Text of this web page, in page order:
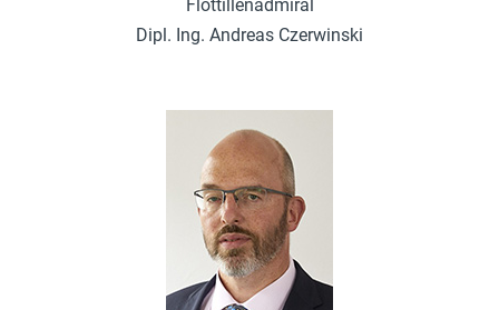
Flottillenadmiral
Dipl. Ing. Andreas Czerwinski